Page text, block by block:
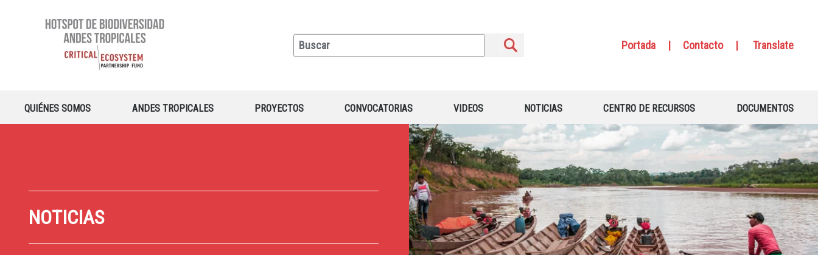
Portada| Contacto| Translate
QUIÉNES SOMOS ANDES TROPICALES PROYECTOS CONVOCATORIAS VIDEOS NOTICIAS CENTRO DE RECURSOS DOCUMENTOS
NOTICIAS